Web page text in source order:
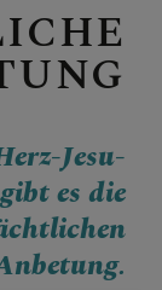
Jesu-
es die